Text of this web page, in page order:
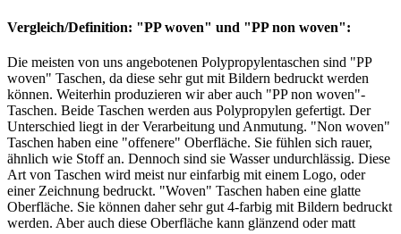
Vergleich/Definition: "PP woven" und "PP non woven":
Die meisten von uns angebotenen Polypropylentaschen sind "PP
woven" Taschen, da diese sehr gut mit Bildern bedruckt werden
können. Weiterhin produzieren wir aber auch "PP non woven"-
Taschen. Beide Taschen werden aus Polypropylen gefertigt. Der
Unterschied liegt in der Verarbeitung und Anmutung. "Non woven"
Taschen haben eine "offenere" Oberfläche. Sie fühlen sich rauer,
ähnlich wie Stoff an. Dennoch sind sie Wasser undurchlässig. Diese
Art von Taschen wird meist nur einfarbig mit einem Logo, oder
einer Zeichnung bedruckt. "Woven" Taschen haben eine glatte
Oberfläche. Sie können daher sehr gut 4-farbig mit Bildern bedruckt
werden. Aber auch diese Oberfläche kann glänzend oder matt